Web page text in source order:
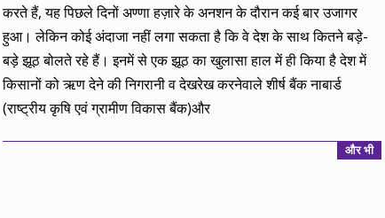
करते हैं, यह पिछले दिनों अण्णा हज़ारे के अनशन के दौरान कई बार उजागर
हुआ। लेकिन कोई अंदाजा नहीं लगा सकता है कि वे देश के साथ कितने बड़े-
बड़े झूठ बोलते रहे हैं। इनमें से एक झूठ का खुलासा हाल में ही किया है देश में
किसानों को ऋण देने की निगरानी व देखरेख करनेवाले शीर्ष बैंक नाबार्ड
(राष्ट्रीय कृषि एवं ग्रामीण विकास बैंक)और
और भी